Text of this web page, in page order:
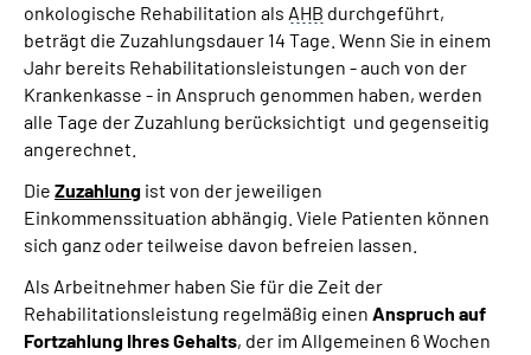
onkologische Rehabilitation als AHB durchgeführt,
beträgt die Zuzahlungsdauer 14 Tage. Wenn Sie in einem
Jahr bereits Rehabilitationsleistungen - auch von der
Krankenkasse - in Anspruch genommen haben, werden
alle Tage der Zuzahlung berücksichtigt und gegenseitig
angerechnet.
Die Zuzahlung ist von der jeweiligen
Einkommenssituation abhängig. Viele Patienten können
sich ganz oder teilweise davon befreien lassen.
Als Arbeitnehmer haben Sie für die Zeit der
Rehabilitationsleistung regelmäßig einen Anspruch auf
Fortzahlung Ihres Gehalts, der im Allgemeinen 6 Wochen